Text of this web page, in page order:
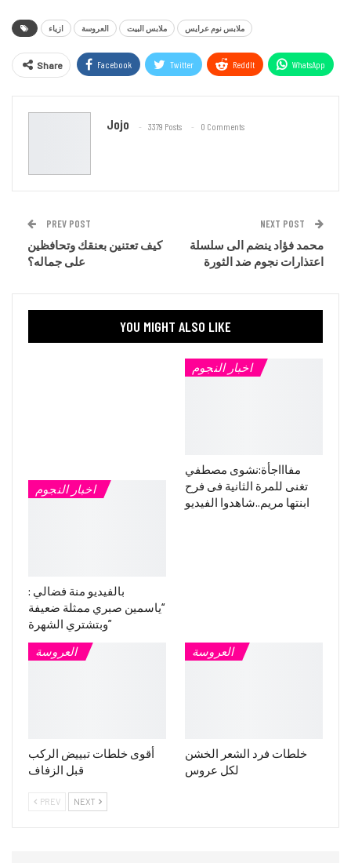
ازياء العروسة ملابس البيت ملابس نوم عرايس
Share Facebook Twitter ReddIt WhatsApp
Jojo 3379 Posts 0 Comments
PREV POST
كيف تعتنين بعنقك وتحافظين
على جماله؟
NEXT POST
محمد فؤاد ينضم الى سلسلة
اعتذارات نجوم ضد الثورة
YOU MIGHT ALSO LIKE
اخبار النجوم
بالفيديو منة فضالي :
“ياسمين صبري ممثلة ضعيفة
وبتشتري الشهرة”
اخبار النجوم
مفاااجأة:نشوى مصطفي
تغنى للمرة الثانية فى فرح
ابنتها مريم..شاهدوا الفيديو
العروسة
أقوى خلطات تبييض الركب
قبل الزفاف
العروسة
خلطات فرد الشعر الخشن
لكل عروس
PREV NEXT